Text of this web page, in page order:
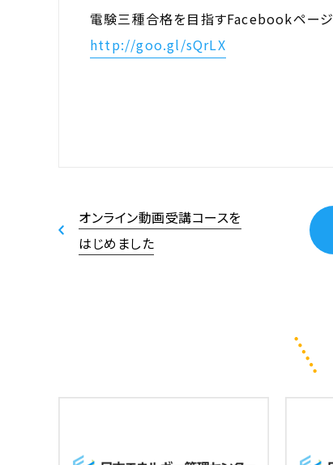
電験三種合格を目指すFacebookページ
http://goo.gl/sQrLX
オンライン動画受講コースを
はじめました